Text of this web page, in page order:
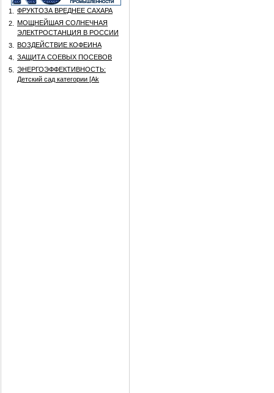
1.
ФРУКТОЗА ВРЕДНЕЕ САХАРА
2.
МОЩНЕЙШАЯ СОЛНЕЧНАЯ
ЭЛЕКТРОСТАНЦИЯ В РОССИИ
3.
ВОЗДЕЙСТВИЕ КОФЕИНА
4.
ЗАЩИТА СОЕВЫХ ПОСЕВОВ
5.
ЭНЕРГОЭФФЕКТИВНОСТЬ:
Детский сад категории [Аk